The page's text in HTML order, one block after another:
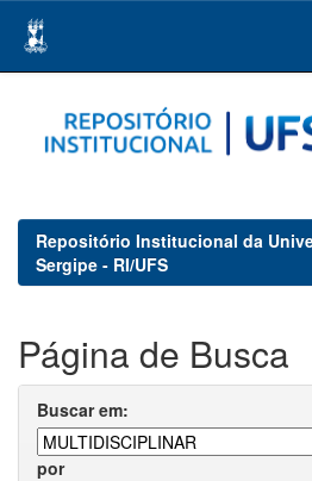
navigation
Repositório Institucional da
Sergipe - RI/UFS
Página de Busca
Buscar em:
por